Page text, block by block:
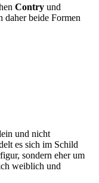
Contry und
daher beide Formen
und nicht
es sich im Schild
sondern eher um
weiblich und